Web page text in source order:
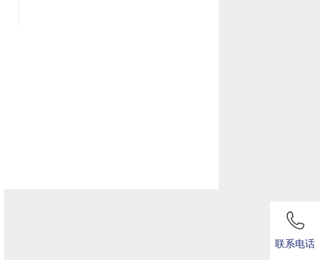
联系电话